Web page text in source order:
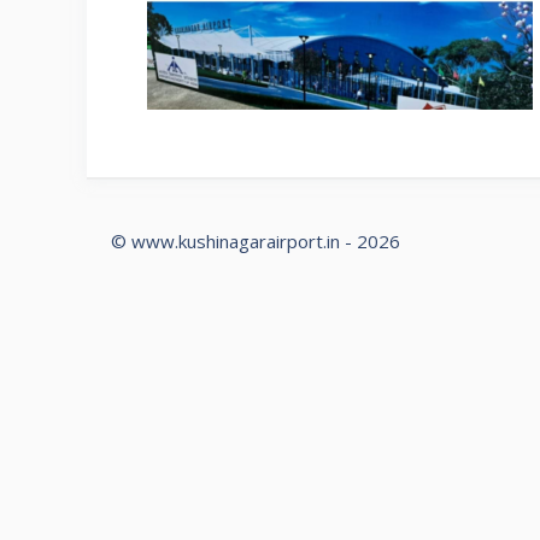
© www.kushinagarairport.in - 2026